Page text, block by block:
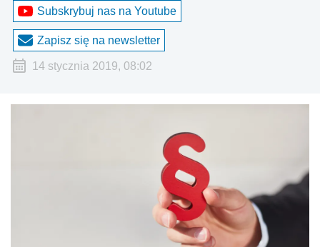
Subskrybuj nas na Youtube
Zapisz się na newsletter
14 stycznia 2019, 08:02